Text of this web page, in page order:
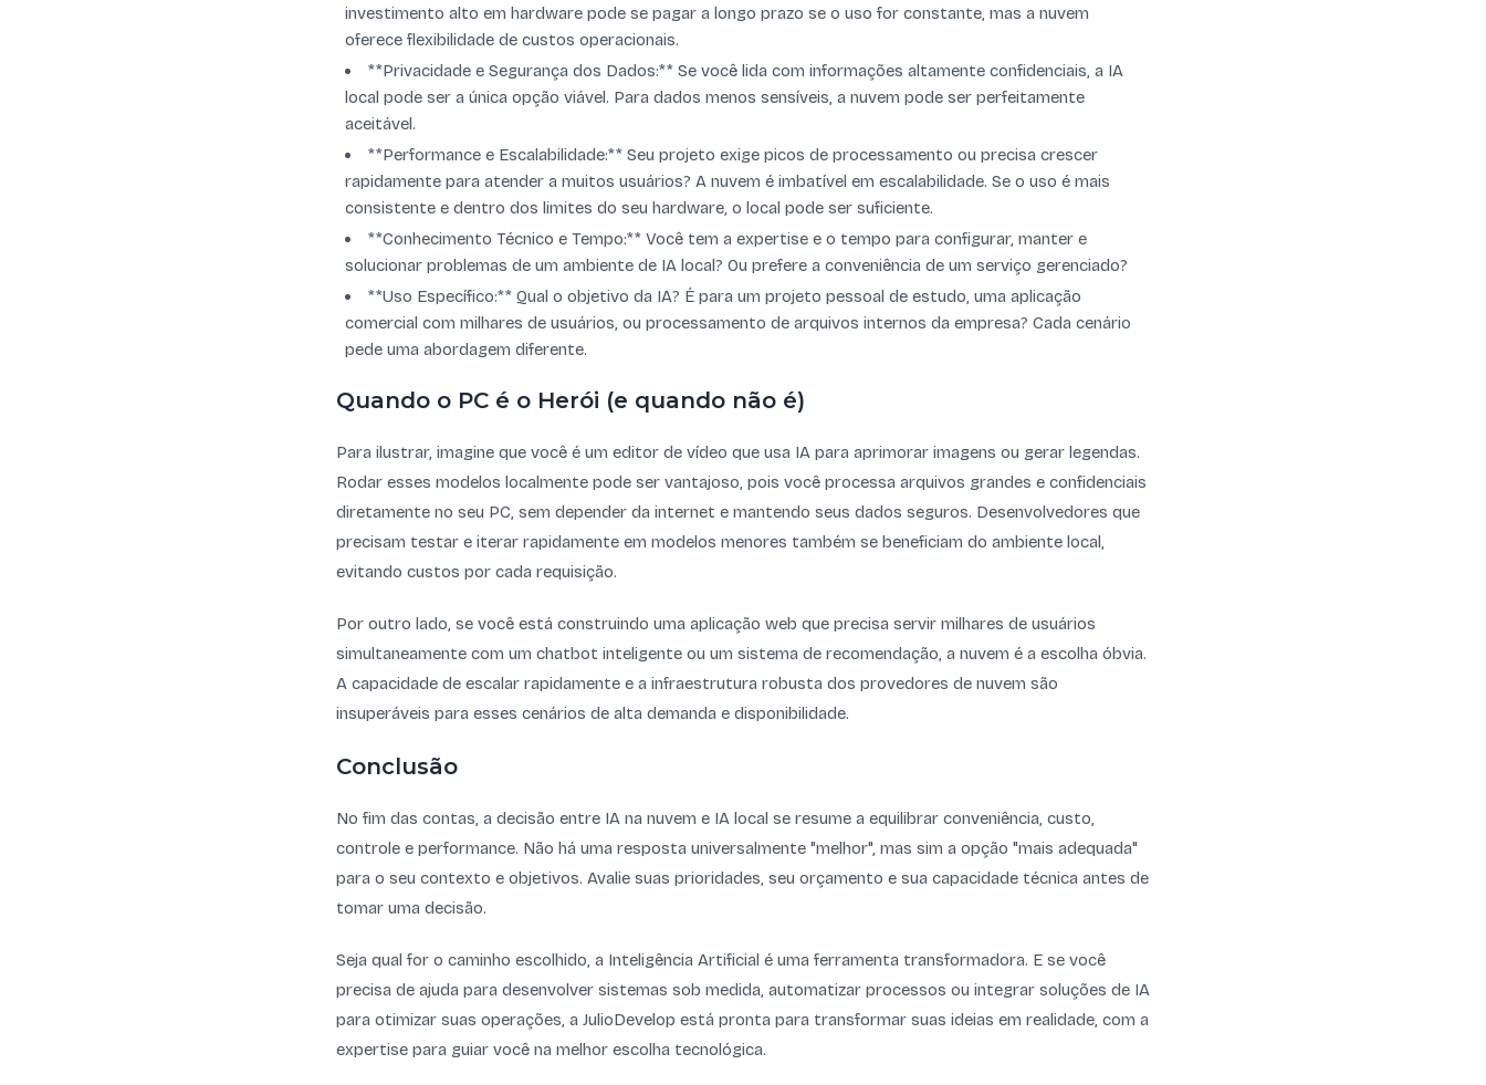
investimento alto em hardware pode se pagar a longo prazo se o uso for constante, mas a nuvem
oferece flexibilidade de custos operacionais.
**Privacidade e Segurança dos Dados:** Se você lida com informações altamente confidenciais, a IA
local pode ser a única opção viável. Para dados menos sensíveis, a nuvem pode ser perfeitamente
aceitável.
**Performance e Escalabilidade:** Seu projeto exige picos de processamento ou precisa crescer
rapidamente para atender a muitos usuários? A nuvem é imbatível em escalabilidade. Se o uso é mais
consistente e dentro dos limites do seu hardware, o local pode ser suficiente.
**Conhecimento Técnico e Tempo:** Você tem a expertise e o tempo para configurar, manter e
solucionar problemas de um ambiente de IA local? Ou prefere a conveniência de um serviço gerenciado?
**Uso Específico:** Qual o objetivo da IA? É para um projeto pessoal de estudo, uma aplicação
comercial com milhares de usuários, ou processamento de arquivos internos da empresa? Cada cenário
pede uma abordagem diferente.
Quando o PC é o Herói (e quando não é)
Para ilustrar, imagine que você é um editor de vídeo que usa IA para aprimorar imagens ou gerar legendas.
Rodar esses modelos localmente pode ser vantajoso, pois você processa arquivos grandes e confidenciais
diretamente no seu PC, sem depender da internet e mantendo seus dados seguros. Desenvolvedores que
precisam testar e iterar rapidamente em modelos menores também se beneficiam do ambiente local,
evitando custos por cada requisição.
Por outro lado, se você está construindo uma aplicação web que precisa servir milhares de usuários
simultaneamente com um chatbot inteligente ou um sistema de recomendação, a nuvem é a escolha óbvia.
A capacidade de escalar rapidamente e a infraestrutura robusta dos provedores de nuvem são
insuperáveis para esses cenários de alta demanda e disponibilidade.
Conclusão
No fim das contas, a decisão entre IA na nuvem e IA local se resume a equilibrar conveniência, custo,
controle e performance. Não há uma resposta universalmente "melhor", mas sim a opção "mais adequada"
para o seu contexto e objetivos. Avalie suas prioridades, seu orçamento e sua capacidade técnica antes de
tomar uma decisão.
Seja qual for o caminho escolhido, a Inteligência Artificial é uma ferramenta transformadora. E se você
precisa de ajuda para desenvolver sistemas sob medida, automatizar processos ou integrar soluções de IA
para otimizar suas operações, a JulioDevelop está pronta para transformar suas ideias em realidade, com a
expertise para guiar você na melhor escolha tecnológica.